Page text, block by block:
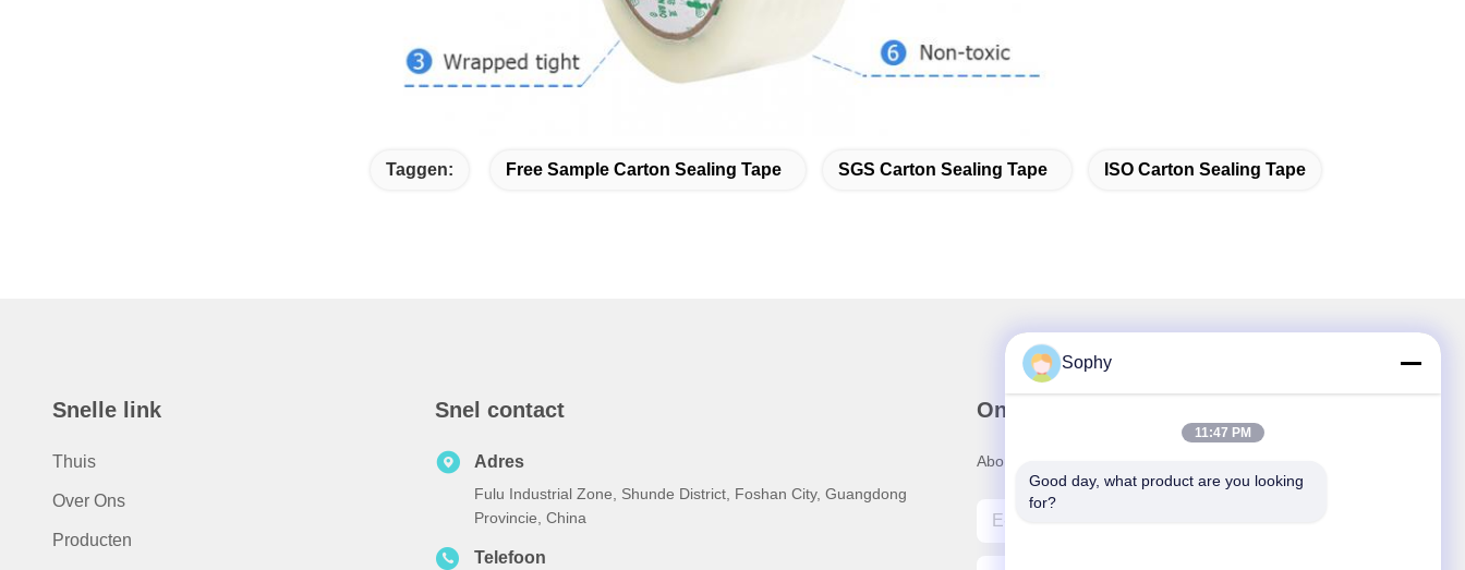
Taggen: Free Sample Carton Sealing Tape SGS Carton Sealing Tape ISO Carton Sealing Tape
Snelle link
Thuis
Over Ons
Producten
Snel contact
Adres
Fulu Industrial Zone, Shunde District, Foshan City, Guangdong
Provincie, China
Telefoon
Onze nieuwsbrief
Abonneer u op onze nieuwsbrief voor kortingen en meer.
Sophy
11:47 PM
Good day, what product are you looking
for?